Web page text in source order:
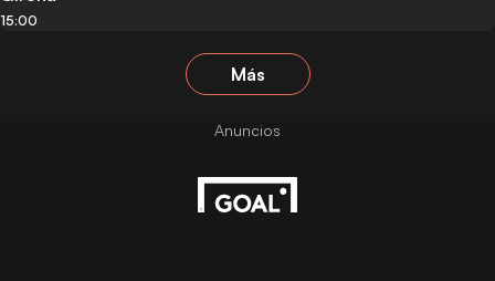
15:00
Más